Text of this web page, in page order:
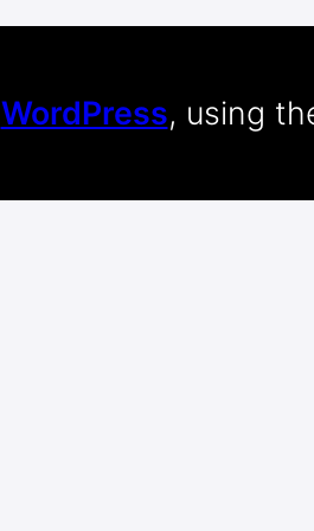
WordPress, using